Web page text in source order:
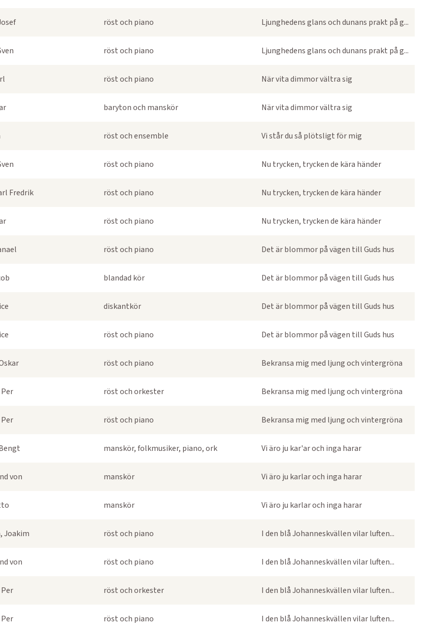
röst och piano Ljunghedens glans och dunans prakt på g...
röst och piano Ljunghedens glans och dunans prakt på g...
röst och piano När vita dimmor vältra sig
baryton och manskör När vita dimmor vältra sig
röst och ensemble Vi står du så plötsligt för mig
röst och piano Nu trycken, trycken de kära händer
Fredrik röst och piano Nu trycken, trycken de kära händer
röst och piano Nu trycken, trycken de kära händer
röst och piano Det är blommor på vägen till Guds hus
blandad kör Det är blommor på vägen till Guds hus
diskantkör Det är blommor på vägen till Guds hus
röst och piano Det är blommor på vägen till Guds hus
röst och piano Bekransa mig med ljung och vintergröna
röst och orkester Bekransa mig med ljung och vintergröna
röst och piano Bekransa mig med ljung och vintergröna
manskör, folkmusiker, piano, ork Vi äro ju kar'ar och inga harar
von manskör Vi äro ju karlar och inga harar
manskör Vi äro ju karlar och inga harar
Joakim röst och piano I den blå Johanneskvällen vilar luften...
von röst och piano I den blå Johanneskvällen vilar luften...
röst och orkester I den blå Johanneskvällen vilar luften...
röst och piano I den blå Johanneskvällen vilar luften...